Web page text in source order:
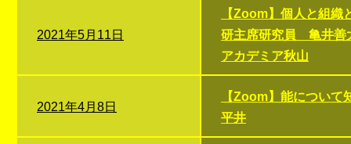
2021年5月11日
【Zoom】個人と組
研主席研究員 亀井善
アカデミア秋山
2021年4月8日
【Zoom】能につい
平井